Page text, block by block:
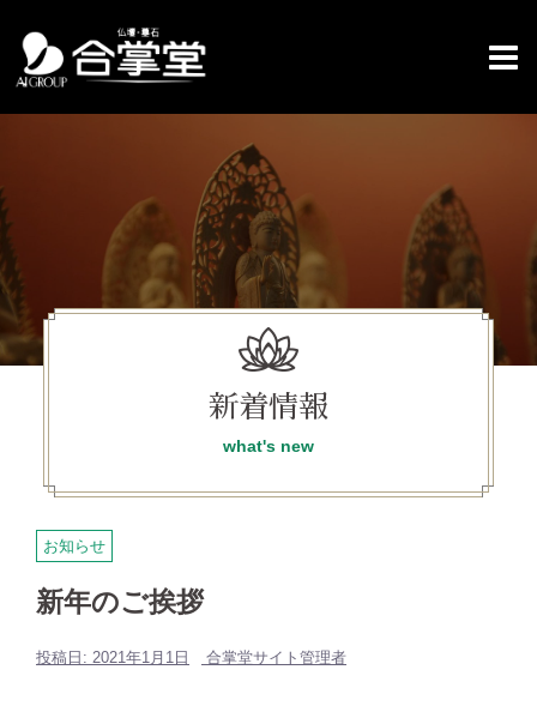
テ
ン
ス
キ
ッ
プ
新着情報
what's new
お知らせ
新年のご挨拶
投稿日: 2021年1月1日 合掌堂サイト管理者